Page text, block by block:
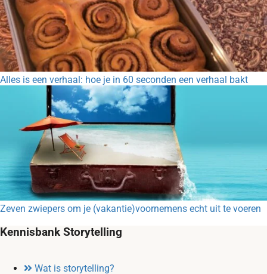
Alles is een verhaal: hoe je in 60 seconden een verhaal bakt
Zeven zwiepers om je (vakantie)voornemens echt uit te voeren
Kennisbank Storytelling
Wat is storytelling?